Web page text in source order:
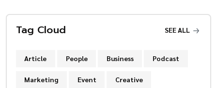
Tag Cloud SEE ALL
Article People Business Podcast
Marketing Event Creative